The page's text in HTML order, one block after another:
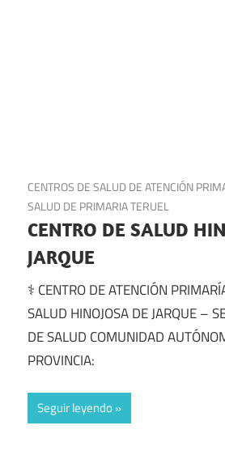
1 de julio de 2025
CENTROS DE SALUD DE ATENCIÓN
SALUD DE PRIMARIA TERUEL
CENTRO DE SALUD
JARQUE
⚕️ CENTRO DE ATENCIÓN
SALUD HINOJOSA DE JARQUE –
DE SALUD COMUNIDAD
PROVINCIA:
Seguir leyendo